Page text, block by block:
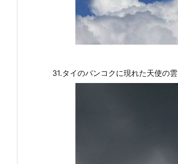
31.タイのバンコクに現れた天使の雲